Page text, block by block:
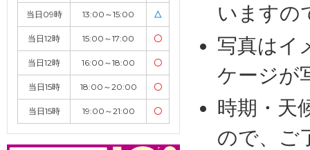
当日09時 13:00～15:00 △
当日12時 15:00～17:00 〇
当日12時 16:00～18:00 〇
当日15時 18:00～20:00 〇
当日15時 19:00～21:00 〇
いますの
写真はイ
ケージが
時期・天
ので、ご